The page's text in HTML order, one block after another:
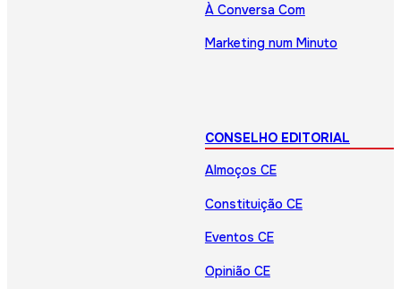
À Conversa Com
Marketing num Minuto
CONSELHO EDITORIAL
Almoços CE
Constituição CE
Eventos CE
Opinião CE